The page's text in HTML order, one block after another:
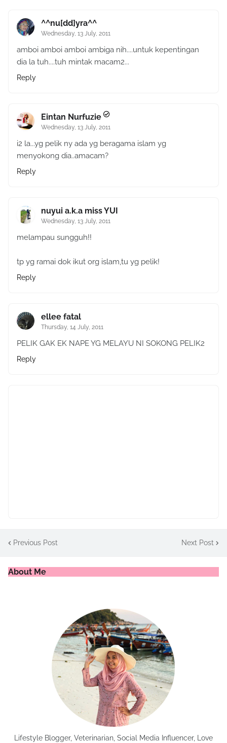
^^nu[dd]yra^^
Wednesday, 13 July, 2011
amboi amboi amboi ambiga nih....untuk kepentingan
dia la tuh....tuh mintak macam2...
Reply
Eintan Nurfuzie
Wednesday, 13 July, 2011
i2 la...yg pelik ny ada yg beragama islam yg
menyokong dia..amacam?
Reply
nuyui a.k.a miss YUI
Wednesday, 13 July, 2011
melampau sungguh!!
tp yg ramai dok ikut org islam,tu yg pelik!
Reply
ellee fatal
Thursday, 14 July, 2011
PELIK GAK EK NAPE YG MELAYU NI SOKONG PELIK2
Reply
Previous Post Next Post
About Me
Lifestyle Blogger, Veterinarian, Social Media Influencer, Love